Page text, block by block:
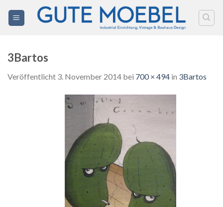
Inhalt
3Bartos
Veröffentlicht 3. November 2014 bei 700 × 494 in 3Bartos